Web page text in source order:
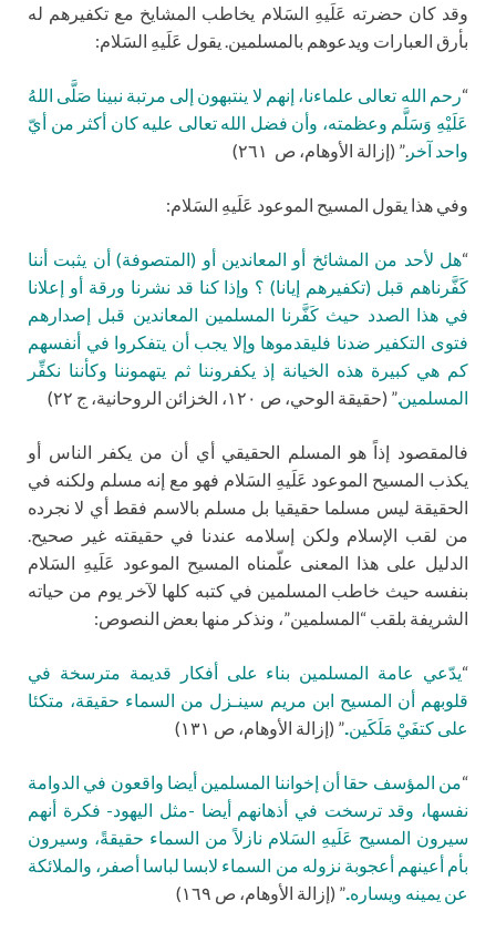
وقد كان حضرته عَلَيهِ السَلام يخاطب المشايخ مع تكفيرهم له
بأرق العبارات ويدعوهم بالمسلمين. يقول عَلَيهِ السَلام:
“رحم الله تعالى علماءنا، إنهم لا ينتبهون إلى مرتبة نبينا صَلَّى اللهُ
عَلَيْهِ وَسَلَّم وعظمته، وأن فضل الله تعالى عليه كان أكثر من أيّ
واحد آخر .” (إزالة الأوهام، ص ٢٦١)
وفي هذا يقول المسيح الموعود عَلَيهِ السَلام:
“هل لأحد من المشائخ أو المعاندين أو (المتصوفة) أن يثبت أننا
كَفَّرناهم قبل (تكفيرهم إيانا) ؟ وإذا كنا قد نشرنا ورقة أو إعلانا
في هذا الصدد حيث كَفَّرنا المسلمين المعاندين قبل إصدارهم
فتوى التكفير ضدنا فليقدموها وإلا يجب أن يتفكروا في أنفسهم
كم هي كبيرة هذه الخيانة إذ يكفروننا ثم يتهموننا وكأننا نكفِّر
المسلمين.” (حقيقة الوحي، ص ١٢٠، الخزائن الروحانية، ج ٢٢)
فالمقصود إذاً هو المسلم الحقيقي أي أن من يكفر الناس أو
يكذب المسيح الموعود عَلَيهِ السَلام فهو مع إنه مسلم ولكنه في
الحقيقة ليس مسلما حقيقيا بل مسلم بالاسم فقط أي لا نجرده
من لقب الإسلام ولكن إسلامه عندنا في حقيقته غير صحيح.
الدليل على هذا المعنى علّمناه المسيح الموعود عَلَيهِ السَلام
بنفسه حيث خاطب المسلمين في كتبه كلها لآخر يوم من حياته
الشريفة بلقب “المسلمين”، ونذكر منها بعض النصوص:
“يدّعي عامة المسلمين بناء على أفكار قديمة مترسخة في
قلوبهم أن المسيح ابن مريم سينـزل من السماء حقيقة، متكئا
على كتفَيْ مَلَكَين.. ” (إزالة الأوهام، ص ١٣١)
“من المؤسف حقا أن إخواننا المسلمين أيضا واقعون في الدوامة
نفسها، وقد ترسخت في أذهانهم أيضا -مثل اليهود- فكرة أنهم
سيرون المسيح عَلَيهِ السَلام نازلاً من السماء حقيقةً، وسيرون
بأم أعينهم أعجوبة نزوله من السماء لابسا لباسا أصفر، والملائكة
عن يمينه ويساره.. ” (إزالة الأوهام، ص ١٦٩)